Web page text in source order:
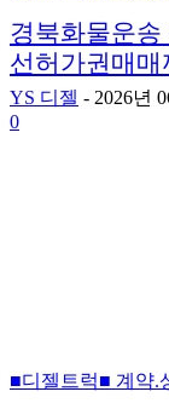
경북화물운
선허가권매
YS 디젤 - 2026년
0
■디젤트럭■ 계약.